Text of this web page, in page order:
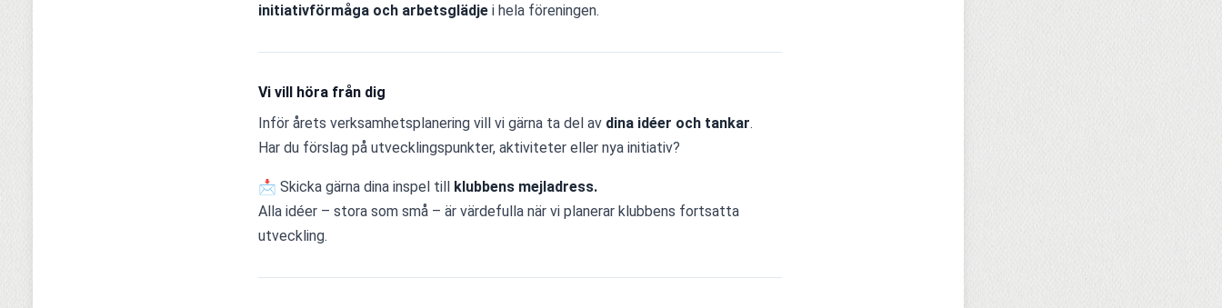
initiativförmåga och arbetsglädje i hela föreningen.
Vi vill höra från dig
Inför årets verksamhetsplanering vill vi gärna ta del av dina idéer och tankar.
Har du förslag på utvecklingspunkter, aktiviteter eller nya initiativ?
📩 Skicka gärna dina inspel till klubbens mejladress.
Alla idéer – stora som små – är värdefulla när vi planerar klubbens fortsatta
utveckling.